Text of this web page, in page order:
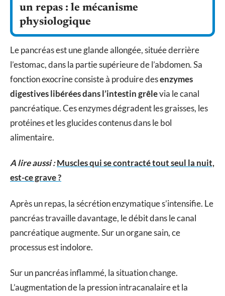
un repas : le mécanisme
physiologique
Le pancréas est une glande allongée, située derrière
l’estomac, dans la partie supérieure de l’abdomen. Sa
fonction exocrine consiste à produire desenzymes
digestives libérées dans l’intestin grêlevia le canal
pancréatique. Ces enzymes dégradent les graisses, les
protéines et les glucides contenus dans le bol
alimentaire.
A lire aussi :Muscles qui se contracté tout seul la nuit,
est-ce grave ?
Après un repas, la sécrétion enzymatique s’intensifie. Le
pancréas travaille davantage, le débit dans le canal
pancréatique augmente. Sur un organe sain, ce
processus est indolore.
Sur un pancréas inflammé, la situation change.
L’augmentation de la pression intracanalaire et la